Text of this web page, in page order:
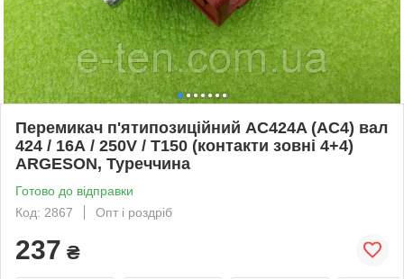
Перемикач п'ятипозиційний AC424A (AC4) вал
424 / 16А / 250V / Т150 (контакти зовні 4+4)
ARGESON, Туреччина
Готово до відправки
Код: 2867
Опт і роздріб
237 ₴